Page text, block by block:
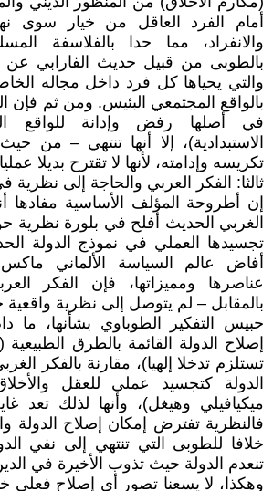
أمام الفرد العاقل من خيار سوى
والانفراد، مما حدا بالفلاسفة
بالطوبى من قبيل حديث الفارابي عن
والتي يحياها كل فرد داخل مجاله
بالواقع المجتمعي البئيس. ومن ثم فإن
في أصلها رفض وإدانة للواقع
الاستبدادية)، إلا أنها تنتهي – من
تكريسه وإدامته، لأنها لا تقترح بديلا
ثالثا: الفكر العربي والحاجة إلى نظرية
إن أطروحة المؤلف الأساسية مفادها
الغربي الحديث أفلح في بلورة نظرية
تجسيدها العملي في نموذج الدولة
أفاض عالم السياسة الألماني
عناصرها ومميزاتها، فإن الفكر
بالمقابل – لم يتوصل إلى نظرية
حبيس التفكير الطوباوي بشأنها، ما
إصلاح الدولة القائمة بالطرق
تستلزم تدخلا إلهيا)، مقارنة بالفكر
الدولة كتجسيد عملي للعقل
ميكيافيلي وهيغل)، وأنها لذلك تعد
فالنظرية تفترض إمكان إصلاح الدولة
خلافا للطوبى التي تنتهي إلى نفي
تنعدم الدولة حيث تذوب الأخيرة في
وهكذا، لا يسعنا تصور أي إصلاح فعلي